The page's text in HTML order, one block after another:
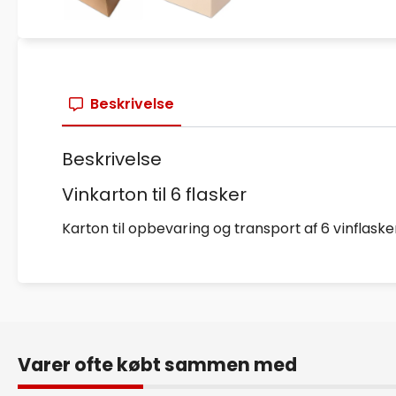
Beskrivelse
Beskrivelse
Vinkarton til 6 flasker
Karton til opbevaring og transport af 6
Varer ofte købt sammen med